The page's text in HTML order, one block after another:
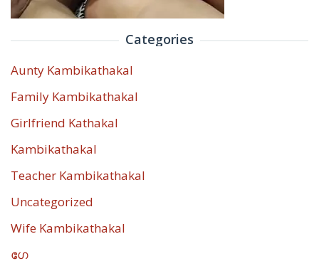
Categories
Aunty Kambikathakal
Family Kambikathakal
Girlfriend Kathakal
Kambikathakal
Teacher Kambikathakal
Uncategorized
Wife Kambikathakal
ഗേ